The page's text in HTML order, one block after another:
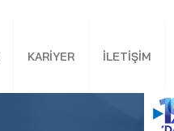
KARIYER İLETIŞIM